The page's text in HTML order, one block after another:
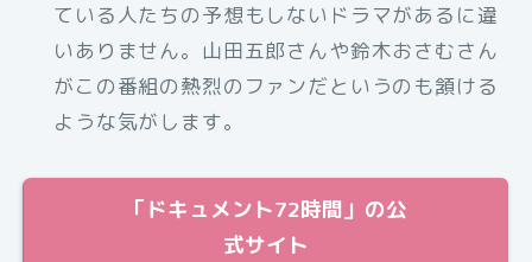
ている人たちの予想もしないドラマがあるに違
いありません。山田五郎さんや鈴木おさむさん
がこの番組の熱烈のファンだというのも頷ける
ような気がします。
「ドキュメント72時間」の公
式サイト